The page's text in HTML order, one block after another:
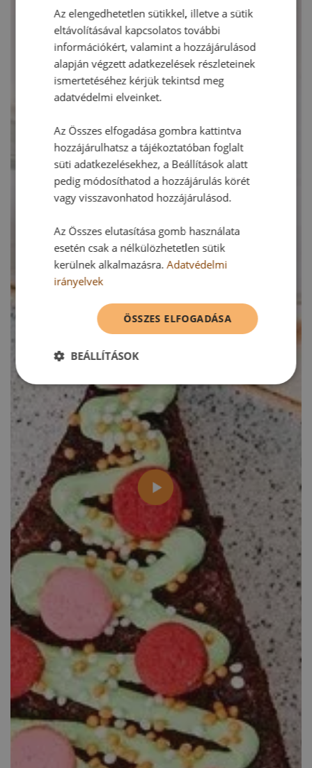
Az elengedhetetlen sütikkel, illetve a sütik
eltávolításával kapcsolatos további
információkért, valamint a hozzájárulásod
alapján végzett adatkezelések részleteinek
ismertetéséhez kérjük tekintsd meg
adatvédelmi elveinket.
Az Összes elfogadása gombra kattintva
hozzájárulhatsz a tájékoztatóban foglalt
süti adatkezelésekhez, a Beállítások alatt
pedig módosíthatod a hozzájárulás körét
vagy visszavonhatod hozzájárulásod.
Az Összes elutasítása gomb használata
esetén csak a nélkülözhetetlen sütik
kerülnek alkalmazásra.Adatvédelmi
irányelvek
ÖSSZES ELFOGADÁSA
BEÁLLÍTÁSOK